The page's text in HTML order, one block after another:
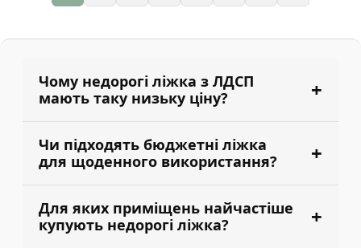
Чому недорогі ліжка з ЛДСП
мають таку низьку ціну?
Чи підходять бюджетні ліжка
для щоденного використання?
Для яких приміщень найчастіше
купують недорогі ліжка?